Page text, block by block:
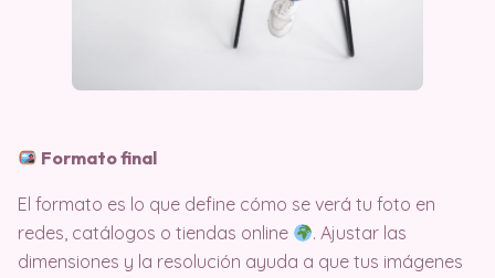
Formato final
El formato es lo que define cómo se verá tu foto en
redes, catálogos o tiendas online
. Ajustar las
dimensiones y la resolución ayuda a que tus imágenes